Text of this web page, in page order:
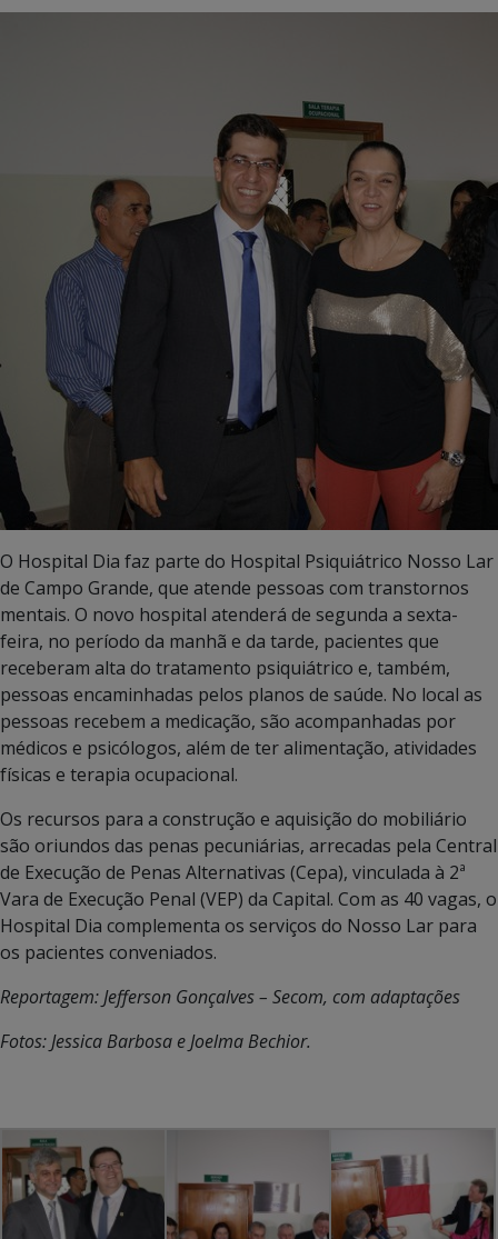
O Hospital Dia faz parte do Hospital Psiquiátrico Nosso Lar
de Campo Grande, que atende pessoas com transtornos
mentais. O novo hospital atenderá de segunda a sexta-
feira, no período da manhã e da tarde, pacientes que
receberam alta do tratamento psiquiátrico e, também,
pessoas encaminhadas pelos planos de saúde. No local as
pessoas recebem a medicação, são acompanhadas por
médicos e psicólogos, além de ter alimentação, atividades
físicas e terapia ocupacional.
Os recursos para a construção e aquisição do mobiliário
são oriundos das penas pecuniárias, arrecadas pela Central
de Execução de Penas Alternativas (Cepa), vinculada à 2ª
Vara de Execução Penal (VEP) da Capital. Com as 40 vagas, o
Hospital Dia complementa os serviços do Nosso Lar para
os pacientes conveniados.
Reportagem: Jefferson Gonçalves – Secom, com adaptações
Fotos: Jessica Barbosa e Joelma Bechior.